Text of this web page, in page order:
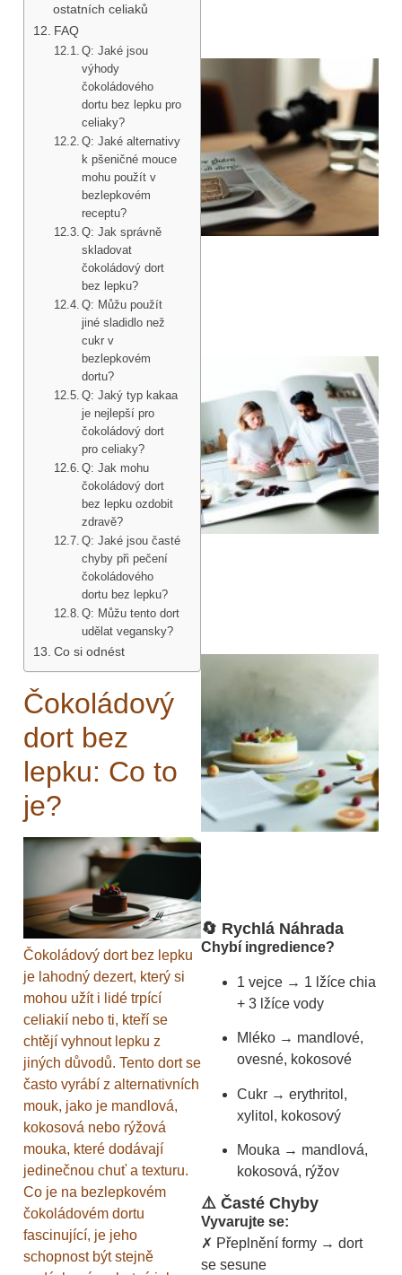
ostatních celiaků
FAQ
Q: Jaké jsou
výhody
čokoládového
dortu bez lepku pro
celiaky?
Q: Jaké alternativy
k pšeničné mouce
mohu použít v
bezlepkovém
receptu?
Q: Jak správně
skladovat
čokoládový dort
bez lepku?
Q: Můžu použít
jiné sladidlo než
cukr v
bezlepkovém
dortu?
Q: Jaký typ kakaa
je nejlepší pro
čokoládový dort
pro celiaky?
Q: Jak mohu
čokoládový dort
bez lepku ozdobit
zdravě?
Q: Jaké jsou časté
chyby při pečení
čokoládového
dortu bez lepku?
Q: Můžu tento dort
udělat vegansky?
Co si odnést
Čokoládový
dort bez
lepku: Co to
je?
Čokoládový dort bez lepku
je lahodný dezert, který si
mohou užít i lidé trpící
celiakií nebo ti, kteří se
chtějí vyhnout lepku z
jiných důvodů. Tento dort se
často vyrábí z alternativních
mouk, jako je mandlová,
kokosová nebo rýžová
mouka, které dodávají
jedinečnou chuť a texturu.
Co je na bezlepkovém
čokoládovém dortu
fascinující, je jeho
schopnost být stejně
🔄 Rychlá Náhrada
Chybí ingredience?
1 vejce → 1 lžíce chia
+ 3 lžíce vody
Mléko → mandlové,
ovesné, kokosové
Cukr → erythritol,
xylitol, kokosový
Mouka → mandlová,
kokosová, rýžov
⚠️ Časté Chyby
Vyvarujte se:
✗ Přeplnění formy → dort
se sesune